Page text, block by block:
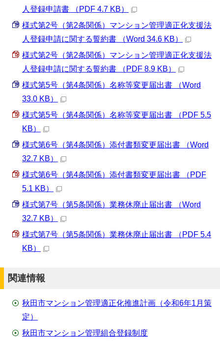
人登録申請書 （PDF 4.7 KB）
様式第2号（第2条関係）マンション管理適正化支援法
人登録申請に関する誓約書 （Word 34.6 KB）
様式第2号（第2条関係）マンション管理適正化支援法
人登録申請に関する誓約書 （PDF 8.9 KB）
様式第5号（第4条関係）名称等変更届出書 （Word
33.0 KB）
様式第5号（第4条関係）名称等変更届出書 （PDF 5.5
KB）
様式第6号（第4条関係）添付書類変更届出書 （Word
32.7 KB）
様式第6号（第4条関係）添付書類変更届出書 （PDF
5.1 KB）
様式第7号（第5条関係）業務休廃止届出書 （Word
32.7 KB）
様式第7号（第5条関係）業務休廃止届出書 （PDF 5.4
KB）
関連情報
秋田市マンション管理適正化推進計画（令和6年1月策
定）
秋田市マンション管理組合登録制度